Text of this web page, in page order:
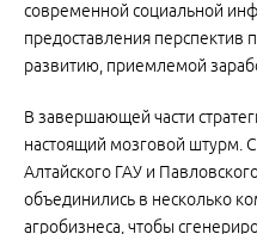
современной социальной
предоставления перспектив
развитию, приемлемой
В завершающей части
настоящий мозговой штурм.
Алтайского ГАУ и
объединились в несколько
агробизнеса, чтобы